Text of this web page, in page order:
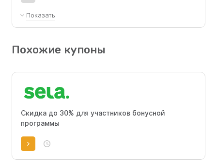
Показать
через менеджера или на сайте. Промокод не
предложениями.
Похожие купоны
Скидка до 30% для участников бонусной
программы